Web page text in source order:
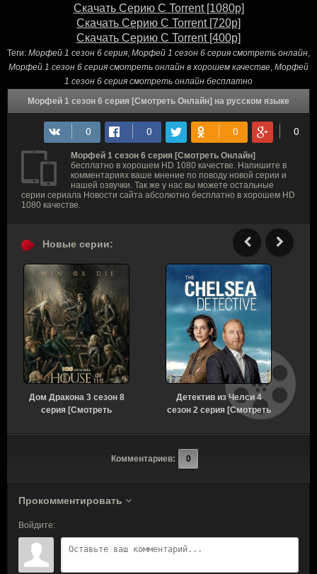
Скачать Серию С Torrent [1080p]
Скачать Серию С Torrent [720p]
Скачать Серию С Torrent [400p]
Теги: Морфей 1 сезон 6 серия Морфей 1 сезон 6 серия смотреть онлайн
Морфей 1 сезон 6 серия смотреть онлайн в хорошем качестве Морфей
1 сезон 6 серия смотреть онлайн бесплатно
Морфей 1 сезон 6 серия [Смотреть Онлайн] на русском языке
Морфей 1 сезон 6 серия [Смотреть Онлайн]
бесплатно в хорошем HD 1080 качестве. Напишите в
комментариях ваше мнение по поводу новой серии и
нашей озвучки. Так же у нас вы можете остальные
серии сериала Новости сайта абсолютно бесплатно в хорошем HD
1080 качестве.
Новые серии:
Дом Дракона 3 сезон 8
серия [Смотреть
Детектив из Челси 4
сезон 2 серия [Смотреть
Комментариев: 0
Прокомментировать
Войдите: